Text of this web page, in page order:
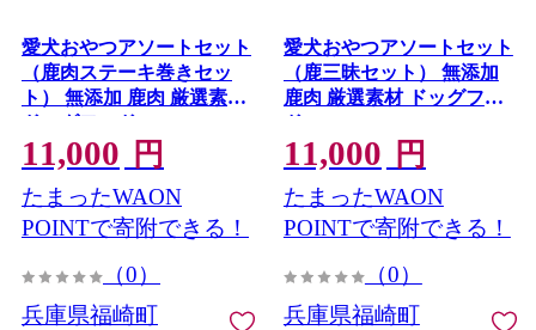
愛犬おやつアソートセット
（鹿肉ステーキ巻きセッ
ト） 無添加 鹿肉 厳選素材
ドッグフード
11,000 円
たまったWAON
POINTで寄附できる！
（0）
兵庫県福崎町
愛犬おやつアソートセット
（鹿三昧セット） 無添加
鹿肉 厳選素材 ドッグフー
ド
11,000 円
たまったWAON
POINTで寄附できる！
（0）
兵庫県福崎町